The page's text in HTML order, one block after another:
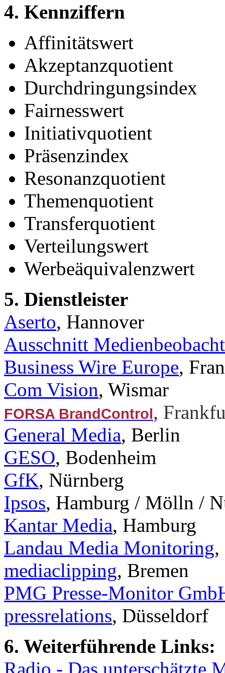
4. Kennziffern
Affinitätswert
Akzeptanzquotient
Durchdringungsindex
Fairnesswert
Initiativquotient
Präsenzindex
Resonanzquotient
Themenquotient
Transferquotient
Verteilungswert
Werbeäquivalenzwert
5. Dienstleister
Aserto, Hannover
Ausschnitt
Business Wire Europe,
Com Vision, Wismar
FORSA BrandControl,
General Media, Berlin
GESO, Bodenheim
GfK, Nürnberg
Ipsos, Hamburg / Mölln /
Kantar Media, Hamburg
Landau Media Monitoring,
mediaclipping, Bremen
PMG Presse-Monitor
pressrelations, Düsseldorf
6. Weiterführende Links:
Radio - Das unterschätzte